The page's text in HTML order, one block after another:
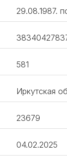
29.08.1987.
581
Иркутская
23679
04.02.2025